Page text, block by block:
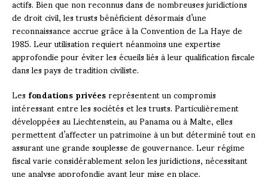
de droit civil, les trusts bénéficient désormais d’une
reconnaissance accrue grâce à la Convention de La Haye de
1985. Leur utilisation requiert néanmoins une expertise
approfondie pour éviter les écueils liés à leur qualification fiscale
dans les pays de tradition civiliste.
Lesfondations privéesreprésentent un compromis
intéressant entre les sociétés et les trusts. Particulièrement
développées au Liechtenstein, au Panama ou à Malte, elles
permettent d’affecter un patrimoine à un but déterminé tout en
assurant une grande souplesse de gouvernance. Leur régime
fiscal varie considérablement selon les juridictions, nécessitant